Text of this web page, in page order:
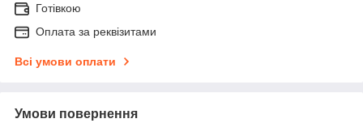
Готівкою
Оплата за реквізитами
Всі умови оплати
Умови повернення